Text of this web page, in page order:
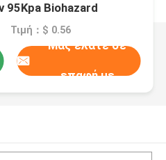
Biohazard
Τιμή：$ 0.56
Μας ελάτε σε
επαφή με